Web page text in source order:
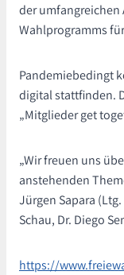
der umfangreichen
Wahlprogramms
Pandemiebedingt
digital stattfinden.
„Mitglieder get
„Wir freuen uns
anstehenden
Jürgen Sapara
Schau, Dr. Diego
https://